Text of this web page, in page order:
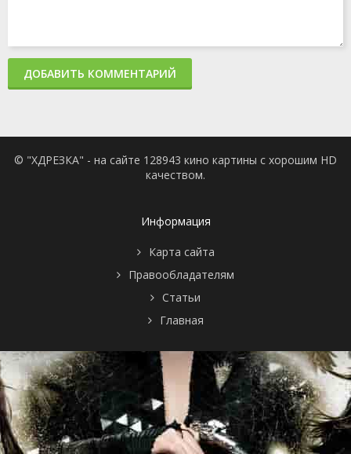
ДОБАВИТЬ КОММЕНТАРИЙ
© "ХДРЕЗКА" - на сайте 128943 кино картины с хорошим HD
качеством.
Информация
Карта сайта
Правообладателям
Статьи
Главная